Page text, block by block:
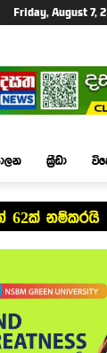
Friday, August 7,
ක්‍රීඩා
62ක් නම්කරයි